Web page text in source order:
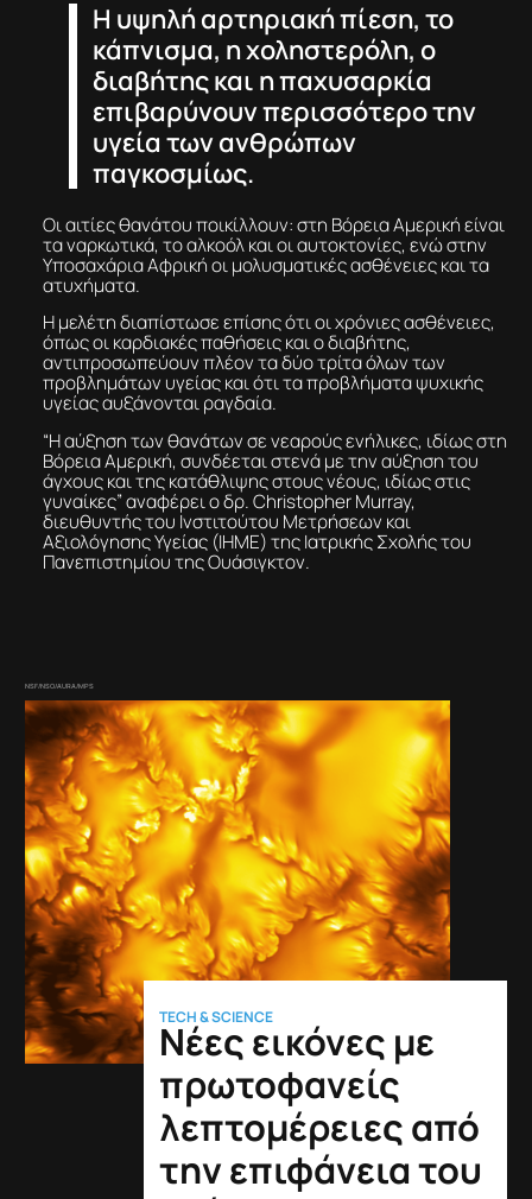
Η υψηλή αρτηριακή πίεση, το
κάπνισμα, η χοληστερόλη, ο
διαβήτης και η παχυσαρκία
επιβαρύνουν περισσότερο την
υγεία των ανθρώπων
παγκοσμίως.
Οι αιτίες θανάτου ποικίλλουν: στη Βόρεια Αμερική είναι
τα ναρκωτικά, το αλκοόλ και οι αυτοκτονίες, ενώ στην
Υποσαχάρια Αφρική οι μολυσματικές ασθένειες και τα
ατυχήματα.
Η μελέτη διαπίστωσε επίσης ότι οι χρόνιες ασθένειες,
όπως οι καρδιακές παθήσεις και ο διαβήτης,
αντιπροσωπεύουν πλέον τα δύο τρίτα όλων των
προβλημάτων υγείας και ότι τα προβλήματα ψυχικής
υγείας αυξάνονται ραγδαία.
“Η αύξηση των θανάτων σε νεαρούς ενήλικες, ιδίως στη
Βόρεια Αμερική, συνδέεται στενά με την αύξηση του
άγχους και της κατάθλιψης στους νέους, ιδίως στις
γυναίκες” αναφέρει ο δρ. Christopher Murray,
διευθυντής του Ινστιτούτου Μετρήσεων και
Αξιολόγησης Υγείας (IHME) της Ιατρικής Σχολής του
Πανεπιστημίου της Ουάσιγκτον.
NSF/NSO/AURA/MPS
TECH & SCIENCE
Νέες εικόνες με
πρωτοφανείς
λεπτομέρειες από
την επιφάνεια του